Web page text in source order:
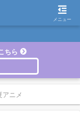
ちら
アニメ
メニュー